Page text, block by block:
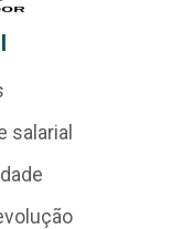
salarial